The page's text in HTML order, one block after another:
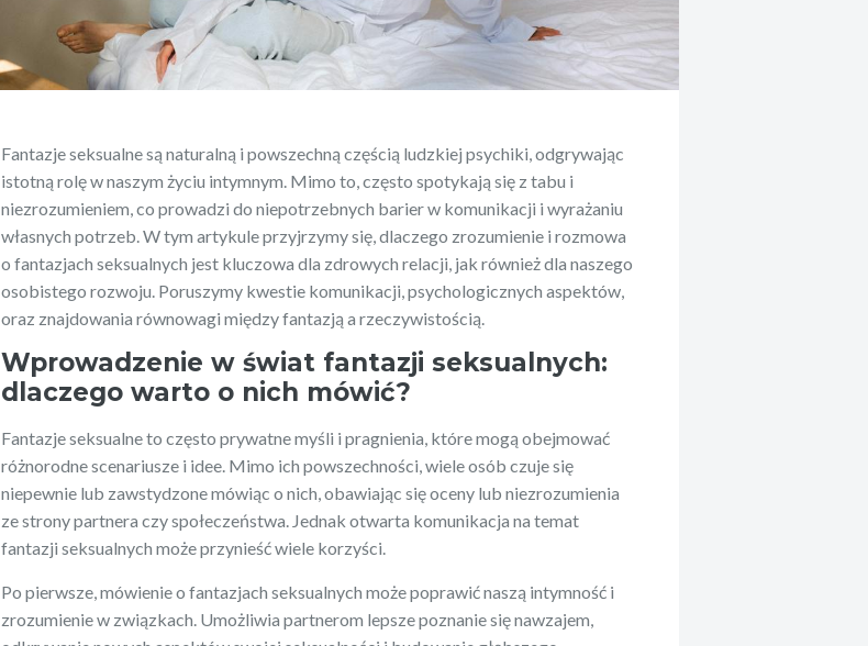
Fantazje seksualne są naturalną i powszechną częścią ludzkiej psychiki, odgrywając
istotną rolę w naszym życiu intymnym. Mimo to, często spotykają się z tabu i
niezrozumieniem, co prowadzi do niepotrzebnych barier w komunikacji i wyrażaniu
własnych potrzeb. W tym artykule przyjrzymy się, dlaczego zrozumienie i rozmowa
o fantazjach seksualnych jest kluczowa dla zdrowych relacji, jak również dla naszego
osobistego rozwoju. Poruszymy kwestie komunikacji, psychologicznych aspektów,
oraz znajdowania równowagi między fantazją a rzeczywistością.
Wprowadzenie w świat fantazji seksualnych:
dlaczego warto o nich mówić?
Fantazje seksualne to często prywatne myśli i pragnienia, które mogą obejmować
różnorodne scenariusze i idee. Mimo ich powszechności, wiele osób czuje się
niepewnie lub zawstydzone mówiąc o nich, obawiając się oceny lub niezrozumienia
ze strony partnera czy społeczeństwa. Jednak otwarta komunikacja na temat
fantazji seksualnych może przynieść wiele korzyści.
Po pierwsze, mówienie o fantazjach seksualnych może poprawić naszą intymność i
zrozumienie w związkach. Umożliwia partnerom lepsze poznanie się nawzajem,